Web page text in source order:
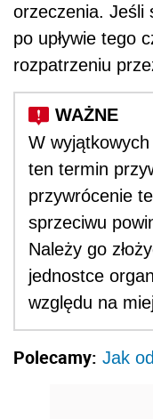
orzeczenia. Jeśli
po upływie tego
rozpatrzeniu
W
ten termin
przywrócenie
sprzeciwu
Należy go
jednostce
względu na
Polecamy: Jak